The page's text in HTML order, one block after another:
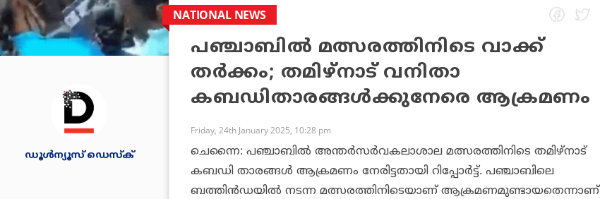
ഡൂള്‍ന്യൂസ് ഡെസ്‌ക്
NATIONAL NEWS
പഞ്ചാബില്‍ മത്സരത്തിനിടെ വാക്ക്
തര്‍ക്കം; തമിഴ്‌നാട് വനിതാ
കബഡിതാരങ്ങള്‍ക്കുനേരെ ആക്രമണം
Friday, 24th January 2025, 10:28 pm
ചെന്നൈ: പഞ്ചാബില്‍ അന്തര്‍സര്‍വകലാശാല മത്സരത്തിനിടെ തമിഴ്‌നാട്
കബഡി താരങ്ങള്‍ ആക്രമണം നേരിട്ടതായി റിപ്പോര്‍ട്ട്. പഞ്ചാബിലെ
ബത്തിന്‍ഡയില്‍ നടന്ന മത്സരത്തിനിടെയാണ് ആക്രമണമുണ്ടായതെന്നാണ്